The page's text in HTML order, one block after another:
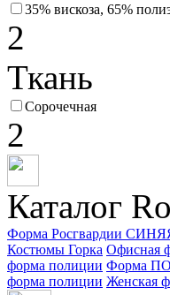
35% вискоза, 65%
2
Ткань
Сорочечная
2
Каталог
Форма Росгвардии
Костюмы Горка Офисная
форма полиции Форма
форма полиции Женская